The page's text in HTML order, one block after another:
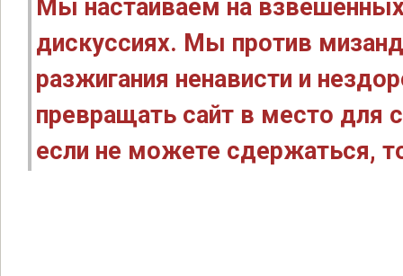
Мы настаиваем на
дискуссиях. Мы против
разжигания ненависти и
превращать сайт в место для
если не можете сдержаться,